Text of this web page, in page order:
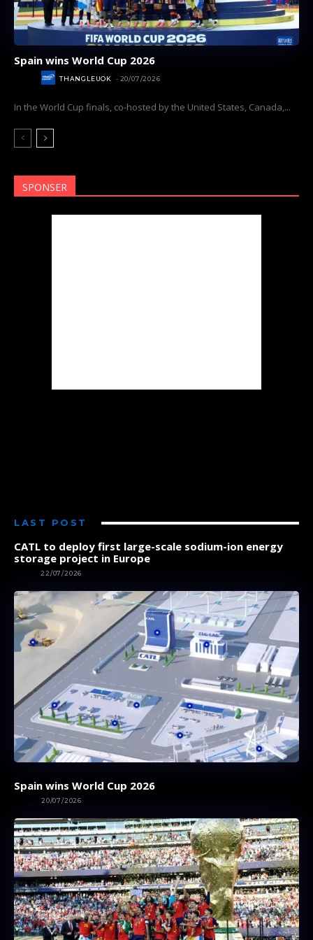
Spain wins World Cup 2026
THANGLEUOK - 20/07/2026
In the World Cup finals, co-hosted by the United States, Canada,...
SPONSER
LAST POST
CATL to deploy first large-scale sodium-ion energy
storage project in Europe
22/07/2026
Spain wins World Cup 2026
20/07/2026